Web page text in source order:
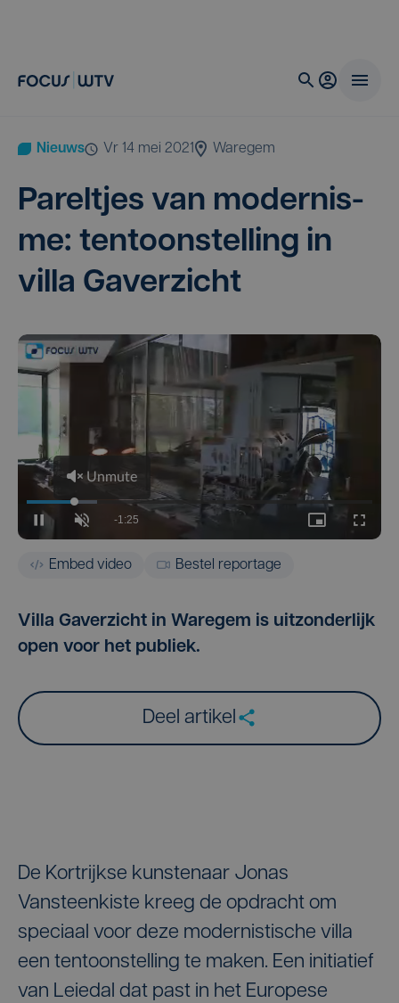
Nieuws vr 14 mei 2021 Waregem
Parel­tjes van moder­nis­
me: ten­toon­stel­ling in
vil­la Gaverzicht
Embed video Bestel reportage
Villa Gaverzicht in Waregem is uitzonderlijk
open voor het publiek.
Deel artikel
De Kortrijkse kunstenaar Jonas
Vansteenkiste kreeg de opdracht om
speciaal voor deze modernistische villa
een tentoonstelling te maken. Een initiatief
van Leiedal dat past in het Europese